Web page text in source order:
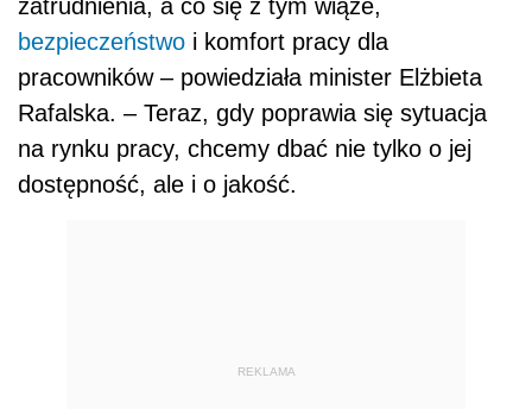
zatrudnienia, a co się z tym wiąże,
bezpieczeństwo i komfort pracy dla
pracowników – powiedziała minister Elżbieta
Rafalska. – Teraz, gdy poprawia się sytuacja
na rynku pracy, chcemy dbać nie tylko o jej
dostępność, ale i o jakość.
REKLAMA